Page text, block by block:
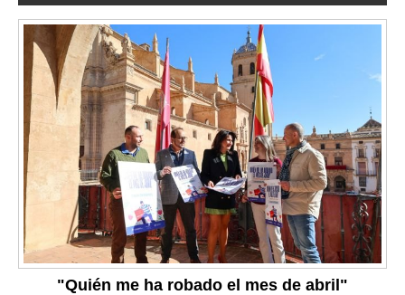
"Quién me ha robado el mes de abril"